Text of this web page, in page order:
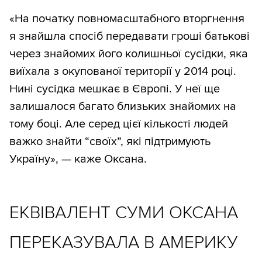
«На початку повномасштабного вторгнення
я знайшла спосіб передавати гроші батькові
через знайомих його колишньої сусідки, яка
виїхала з окупованої території у 2014 році.
Нині сусідка мешкає в Європі. У неї ще
залишалося багато близьких знайомих на
тому боці. Але серед цієї кількості людей
важко знайти “своїх”, які підтримують
Україну», — каже Оксана.
ЕКВІВАЛЕНТ СУМИ ОКСАНА
ПЕРЕКАЗУВАЛА В АМЕРИКУ